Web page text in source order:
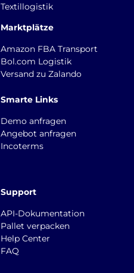
Textillogistik
Marktplätze
Amazon FBA Transport
Bol.com Logistik
Versand zu Zalando
Smarte Links
Demo anfragen
Angebot anfragen
Incoterms
Support
API-Dokumentation
Pallet verpacken
Help Center
FAQ